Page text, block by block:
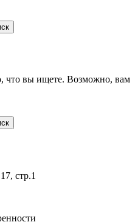
что вы ищете. Возможно, вам
стр.1